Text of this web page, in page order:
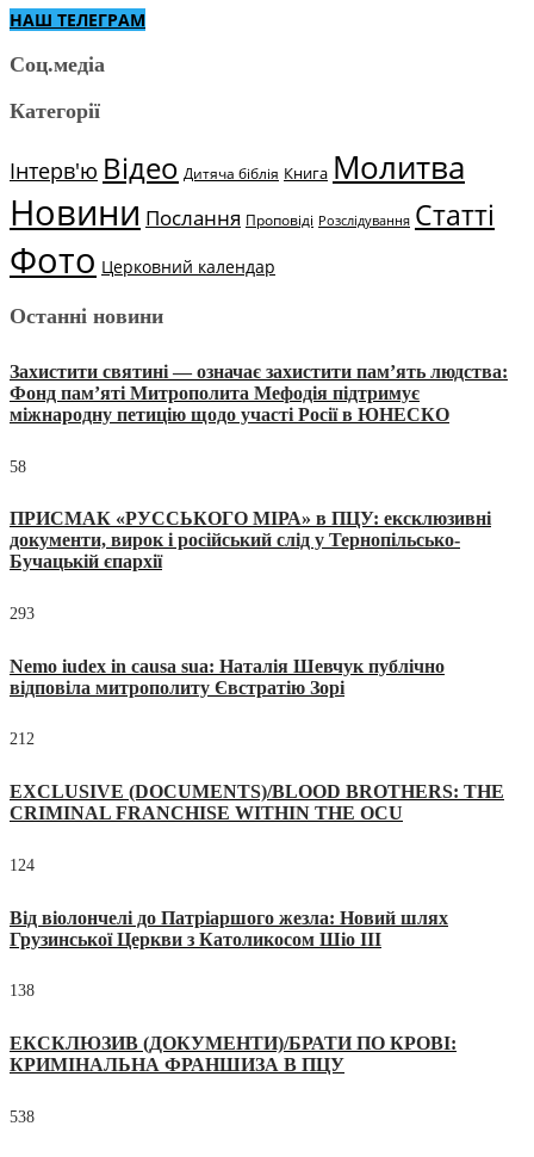
НАШ ТЕЛЕГРАМ
Соц.медіа
Категорії
Інтерв'ю Відео Дитяча біблія Книга Молитва
Новини Послання Проповіді Розслідування Статті
Фото Церковний календар
Останні новини
Захистити святині — означає захистити пам’ять людства:
Фонд пам’яті Митрополита Мефодія підтримує
міжнародну петицію щодо участі Росії в ЮНЕСКО
58
ПРИСМАК «РУССЬКОГО МІРА» в ПЦУ: ексклюзивні
документи, вирок і російський слід у Тернопільсько-
Бучацькій єпархії
293
Nemo iudex in causa sua: Наталія Шевчук публічно
відповіла митрополиту Євстратію Зорі
212
EXCLUSIVE (DOCUMENTS)/BLOOD BROTHERS: THE
CRIMINAL FRANCHISE WITHIN THE OCU
124
Від віолончелі до Патріаршого жезла: Новий шлях
Грузинської Церкви з Католикосом Шіо III
138
ЕКСКЛЮЗИВ (ДОКУМЕНТИ)/БРАТИ ПО КРОВІ:
КРИМІНАЛЬНА ФРАНШИЗА В ПЦУ
538